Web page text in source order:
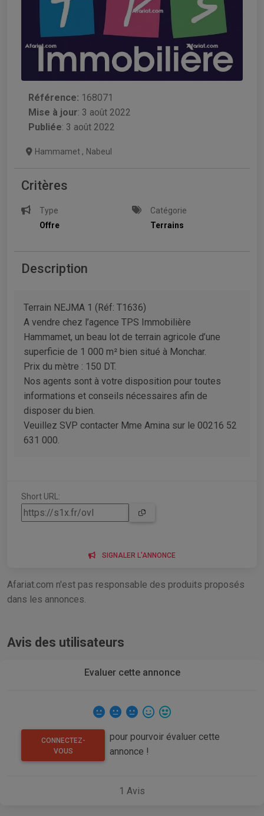
Référence: 168071
Mise à jour: 3 août 2022
Publiée: 3 août 2022
Hammamet , Nabeul
Critères
Type
Offre
Catégorie
Terrains
Description
Terrain NEJMA 1 (Réf: T1636)
A vendre chez l’agence TPS Immobilière
Hammamet, un beau lot de terrain agricole d’une
superficie de 1 000 m² bien situé à Monchar.
Prix du mètre : 150 DT.
Nos agents sont à votre disposition pour toutes
informations et conseils nécessaires afin de
disposer du bien.
Veuillez SVP contacter Mme Amina sur le 00216 52
631 000.
Short URL:
SIGNALER L'ANNONCE
Afariat.com n'est pas responsable des produits proposés
dans les annonces.
Avis des utilisateurs
Evaluer cette annonce
CONNECTEZ-
VOUS
pour pourvoir évaluer cette
annonce !
1 Avis